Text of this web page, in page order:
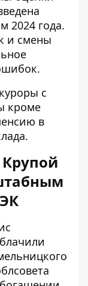
2024 года.
и смены
с
кроме
в
Крупой